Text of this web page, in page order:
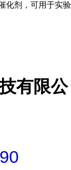
化剂，可用于实验
有限公